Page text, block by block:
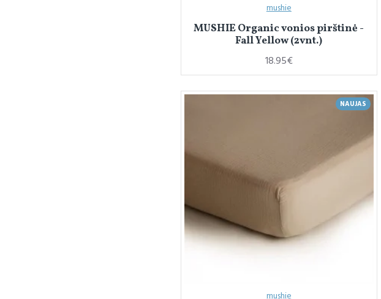
mushie
MUSHIE Organic vonios pirštinė -
Fall Yellow (2vnt.)
18.95€
NAUJAS
mushie